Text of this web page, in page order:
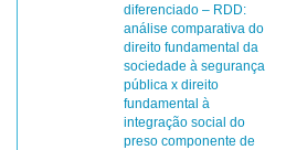
diferenciado – RDD:
análise comparativa do
direito fundamental da
sociedade à segurança
pública x direito
fundamental à
integração social do
preso componente de